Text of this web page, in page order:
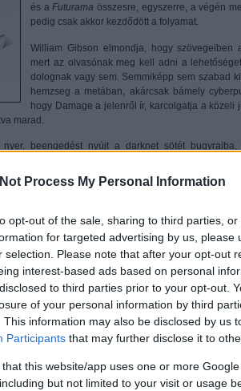
Process My Personal Information
opt-out of the sale, sharing to third parties,
for targeted advertising by us, please
selection. Please note that after your opt-out
interest-based ads based on personal
to third parties prior to your opt-out.
of your personal information by third
This information may also be disclosed by us
Participants that may further disclose it to
this website/app uses one or more
but not limited to your visit or usage
és aFuturama összesre, egyszerre, a végén
pedig csak akkor kezdődött a folyamat.
William Gibson elmondja, hogy szövegeiben
mert az olvasónak meg kell adni a
dolognak vagy sem. Semmiképp sem szabad
hemzseg a metában, akárcsak bámely
hogy Damage a jelenről ír, karcolgatja a közeli
marad.
beengedést nyújt a darknet sötét
rétegeltségben burjánzó verse
valami, és magadtól kezdesz el kutatni a
világában süvítünk 600 csomóval, minden
azonban, mint azt fentebb is említettem csak itt
linkekkel megtüzdelve habzsoljuk az
be, egy kényszerbeteg alaposságával
is. Damage még pontokba szedve,
be is logoltunk egy hosszú utazásra, ami bár